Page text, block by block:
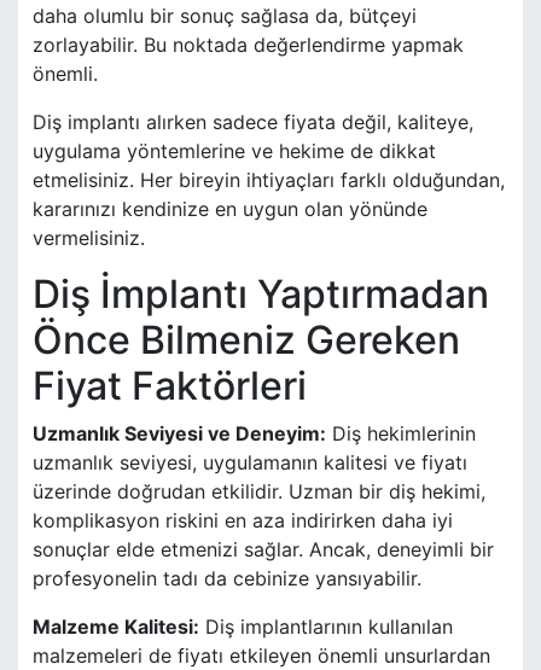
daha olumlu bir sonuç sağlasa da, bütçeyi
zorlayabilir. Bu noktada değerlendirme yapmak
önemli.
Diş implantı alırken sadece fiyata değil, kaliteye,
uygulama yöntemlerine ve hekime de dikkat
etmelisiniz. Her bireyin ihtiyaçları farklı olduğundan,
kararınızı kendinize en uygun olan yönünde
vermelisiniz.
Diş İmplantı Yaptırmadan
Önce Bilmeniz Gereken
Fiyat Faktörleri
Uzmanlık Seviyesi ve Deneyim: Diş hekimlerinin
uzmanlık seviyesi, uygulamanın kalitesi ve fiyatı
üzerinde doğrudan etkilidir. Uzman bir diş hekimi,
komplikasyon riskini en aza indirirken daha iyi
sonuçlar elde etmenizi sağlar. Ancak, deneyimli bir
profesyonelin tadı da cebinize yansıyabilir.
Malzeme Kalitesi: Diş implantlarının kullanılan
malzemeleri de fiyatı etkileyen önemli unsurlardan